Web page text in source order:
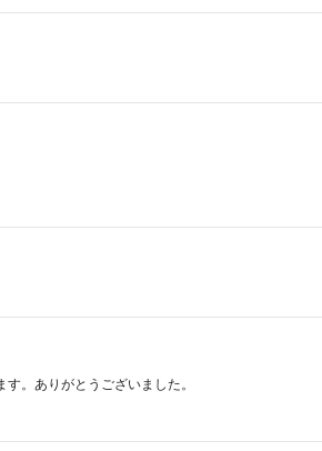
。ありがとうございました。